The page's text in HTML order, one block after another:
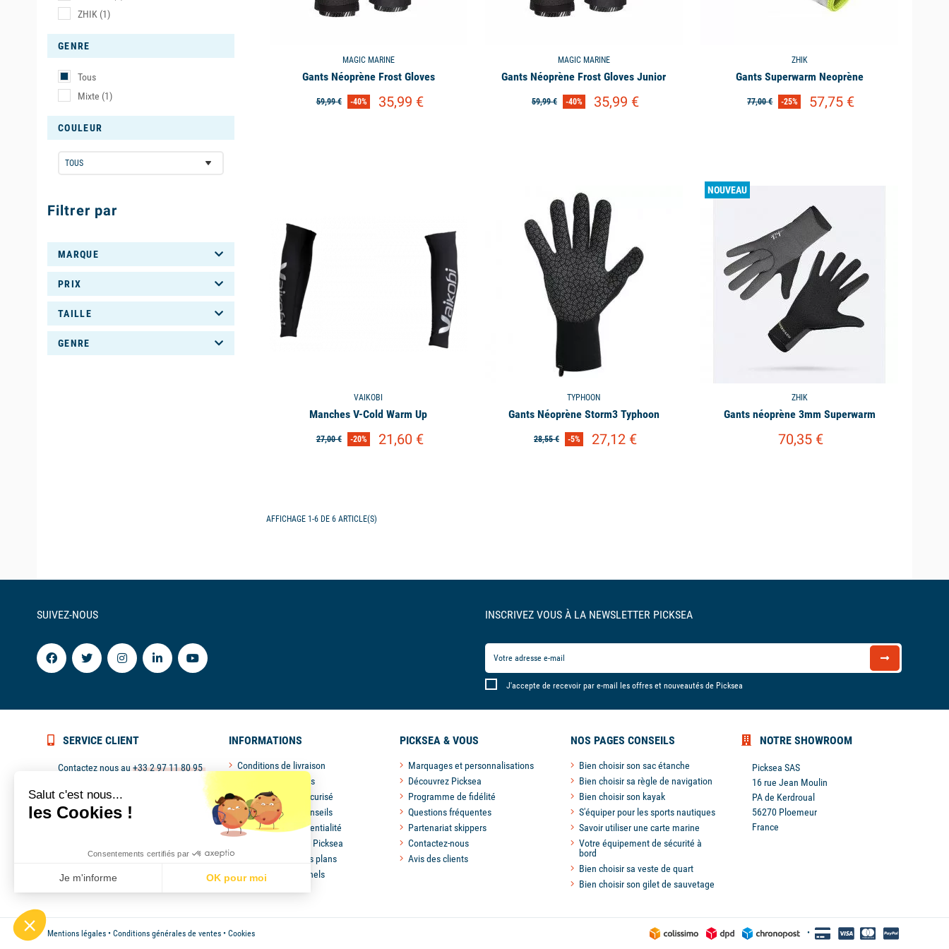
ZHIK (1)
GENRE
Tous
Mixte (1)
COULEUR
Filtrer par
MARQUE
PRIX
TAILLE
GENRE
Le premier critère à prendre en compte est l’épaisseur des gants : plus ils sont fins, plus on pourra garder un certain niveau de dextérité et
Ensuite, il faut regarder les renforts et revêtements anti-dérapants qui sont prévus sur le modèle de gants afin de s’assurer de leur qualité
sollicités qu’en dériveur ou catamaran de sport, où les manœuvres des différents cordages, drisses, écoutes, bras, etc … sont très
MAGIC MARINE
Gants Néoprène Frost Gloves
59,99 € -40% 35,99 €
MAGIC MARINE
Gants Néoprène Frost Gloves Junior
59,99 € -40% 35,99 €
ZHIK
Gants Superwarm Neoprène
77,00 € -25% 57,75 €
VAIKOBI
Manches V-Cold Warm Up
27,00 € -20% 21,60 €
TYPHOON
Gants Néoprène Storm3 Typhoon
28,55 € -5% 27,12 €
available
NOUVEAU
ZHIK
Gants néoprène 3mm Superwarm
70,35 €
AFFICHAGE 1-6 DE 6 ARTICLE(S)
SUIVEZ-NOUS INSCRIVEZ VOUS À LA NEWSLETTER PICKSEA
J'accepte de recevoir par e-mail les offres et nouveautés de Picksea
SERVICE CLIENT
Contactez nous au +33 2 97 11 80 95
Du lundi au vendredi de 9h à 18h
INFORMATIONS
Conditions de livraison
Retours & échanges
Paiement 100% sécurisé
Service client et conseils
Politique de confidentialité
Nouveaux produits Picksea
Promotions et bons plans
Espace professionnels
PICKSEA & VOUS
Marquages et personnalisations
Découvrez Picksea
Programme de fidélité
Questions fréquentes
Partenariat skippers
Contactez-nous
Avis des clients
NOS PAGES CONSEILS
Bien choisir son sac étanche
Bien choisir sa règle de navigation
Bien choisir son kayak
S'équiper pour les sports nautiques
Savoir utiliser une carte marine
Votre équipement de sécurité à
bord
Bien choisir sa veste de quart
Bien choisir son gilet de sauvetage
NOTRE SHOWROOM
Picksea SAS
16 rue Jean Moulin
PA de Kerdroual
56270 Ploemeur
France
Mentions légales • Conditions générales de ventes • Cookies •
Salut c'est nous...
les Cookies !
Consentements certifiés par
Je m'informe OK pour moi
Notre plateforme vous permet d'adapter et de gérer vos paramètres de confidentialité, en garantissant la conformité avec les réglementations. Personnalisez vos préférences pour